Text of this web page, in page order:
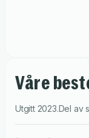
Våre
Utgitt 2023.Del av